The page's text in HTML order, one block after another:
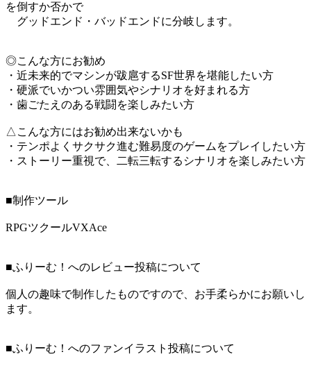
を倒すか否かで
グッドエンド・バッドエンドに分岐します。
◎こんな方にお勧め
・近未来的でマシンが跋扈するSF世界を堪能したい方
・硬派でいかつい雰囲気やシナリオを好まれる方
・歯ごたえのある戦闘を楽しみたい方
△こんな方にはお勧め出来ないかも
・テンポよくサクサク進む難易度のゲームをプレイしたい方
・ストーリー重視で、二転三転するシナリオを楽しみたい方
■制作ツール
RPGツクールVXAce
■ふりーむ！へのレビュー投稿について
個人の趣味で制作したものですので、お手柔らかにお願いし
ます。
■ふりーむ！へのファンイラスト投稿について